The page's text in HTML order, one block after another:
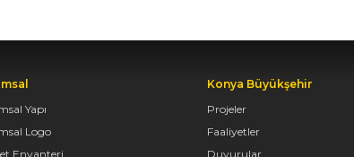
Yapı
Logo
Envanteri
Konya Büyükşehir
Projeler
Faaliyetler
Duyurular